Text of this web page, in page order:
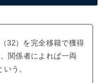
32）を完全移籍で獲得
関係者によれば一両
う。